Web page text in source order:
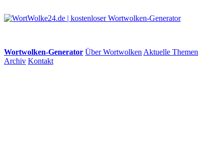
Wortwolken-Generator Über Wortwolken Aktuelle Themen
Archiv Kontakt